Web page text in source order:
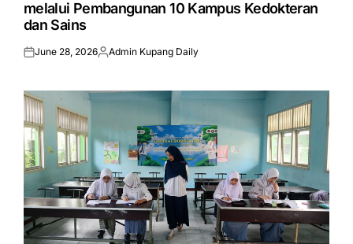
melalui Pembangunan 10 Kampus Kedokteran
dan Sains
Posted
June 28, 2026Posted
Admin Kupang Daily